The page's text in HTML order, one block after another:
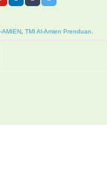
AMIEN TMI Al-Amien Prenduan